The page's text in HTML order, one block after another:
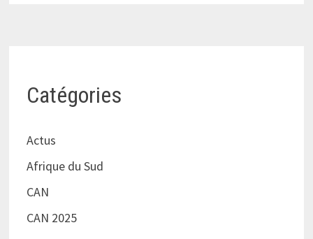
Catégories
Actus
Afrique du Sud
CAN
CAN 2025